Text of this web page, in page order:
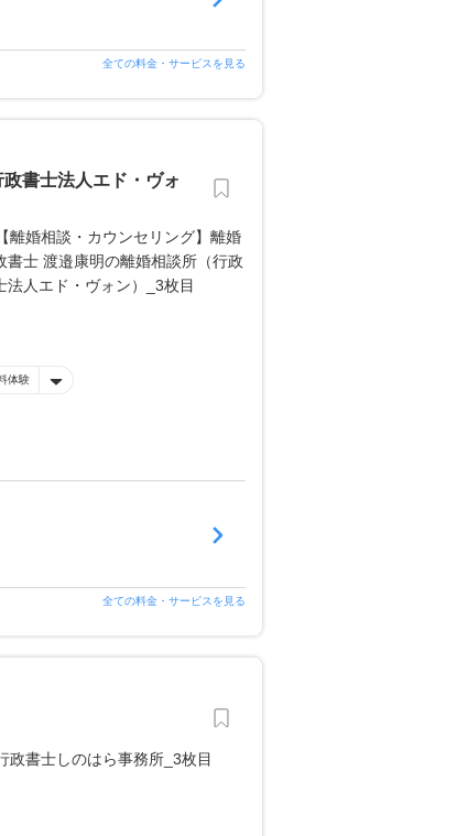
全ての料金・サービスを見る
書士法人エド・ヴォ
体験
全ての料金・サービスを見る